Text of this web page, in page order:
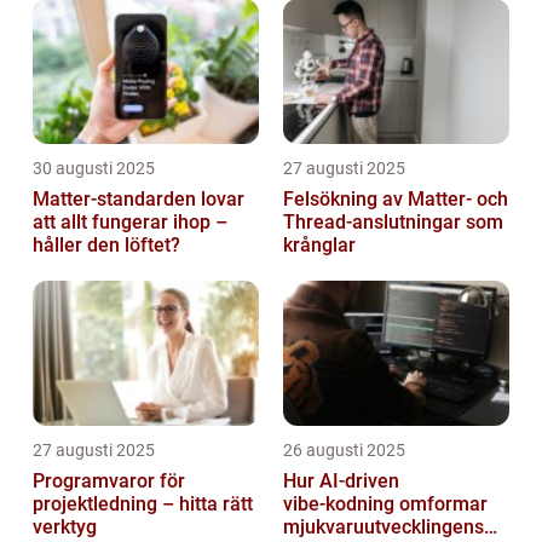
30 augusti 2025
Matter-standarden lovar
att allt fungerar ihop –
håller den löftet?
27 augusti 2025
Felsökning av Matter‑ och
Thread‑anslutningar som
krånglar
27 augusti 2025
Programvaror för
projektledning – hitta rätt
verktyg
26 augusti 2025
Hur AI‑driven
vibe‑kodning omformar
mjukvaruutvecklingens